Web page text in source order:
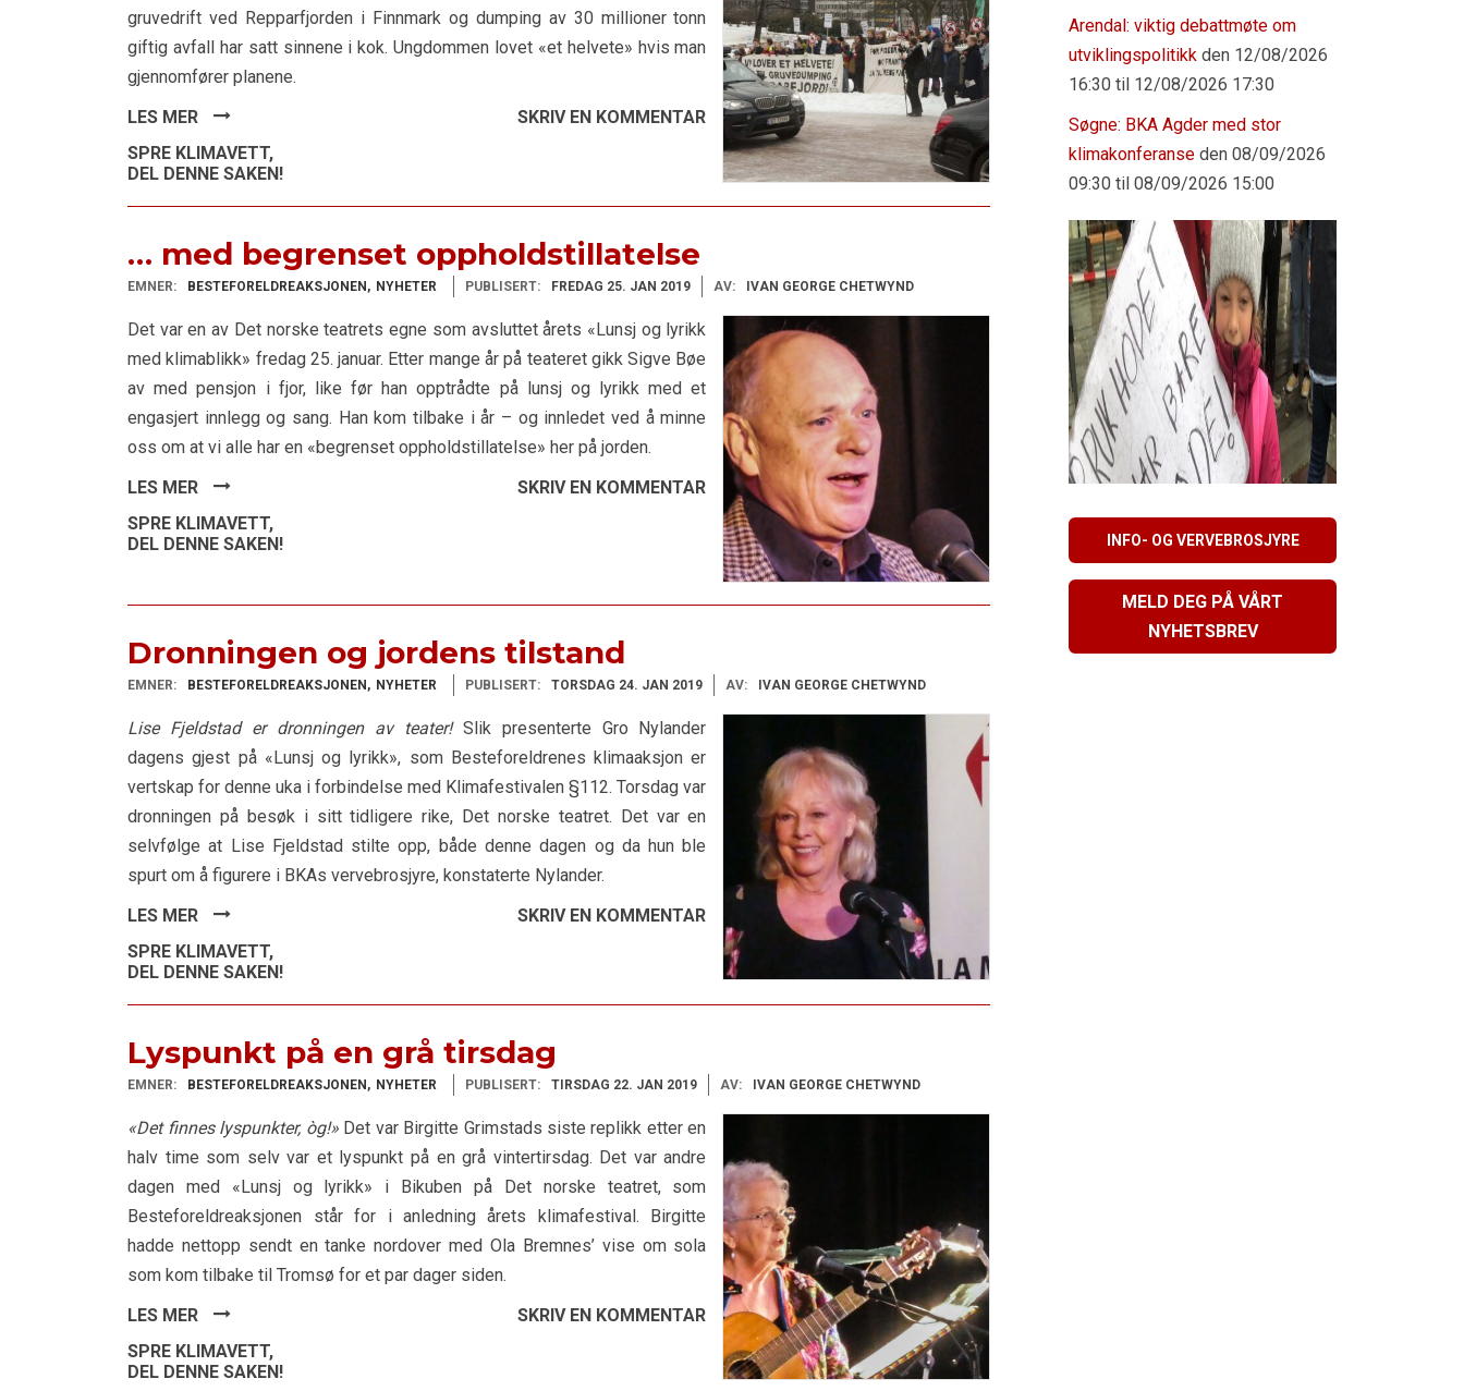
gruvedrift ved Repparfjorden i Finnmark og dumping av 30 millioner tonn
giftig avfall har satt sinnene i kok. Ungdommen lovet «et helvete» hvis man
gjennomfører planene.
LES MER
SKRIV EN KOMMENTAR
SPRE KLIMAVETT,
DEL DENNE SAKEN!
… med begrenset oppholdstillatelse
EMNER: BESTEFORELDREAKSJONEN NYHETER PUBLISERT: FREDAG 25. JAN 2019 AV: IVAN GEORGE CHETWYND
Det var en av Det norske teatrets egne som avsluttet årets «Lunsj og lyrikk
med klimablikk» fredag 25. januar. Etter mange år på teateret gikk Sigve Bøe
av med pensjon i fjor, like før han opptrådte på lunsj og lyrikk med et
engasjert innlegg og sang. Han kom tilbake i år – og innledet ved å minne
oss om at vi alle har en «begrenset oppholdstillatelse» her på jorden.
LES MER
SKRIV EN KOMMENTAR
SPRE KLIMAVETT,
DEL DENNE SAKEN!
Dronningen og jordens tilstand
EMNER: BESTEFORELDREAKSJONEN NYHETER PUBLISERT: TORSDAG 24. JAN 2019 AV: IVAN GEORGE CHETWYND
Lise Fjeldstad er dronningen av teater! Slik presenterte Gro Nylander
dagens gjest på «Lunsj og lyrikk», som Besteforeldrenes klimaaksjon er
vertskap for denne uka i forbindelse med Klimafestivalen §112. Torsdag var
dronningen på besøk i sitt tidligere rike, Det norske teatret. Det var en
selvfølge at Lise Fjeldstad stilte opp, både denne dagen og da hun ble
spurt om å figurere i BKAs vervebrosjyre, konstaterte Nylander.
LES MER
SKRIV EN KOMMENTAR
SPRE KLIMAVETT,
DEL DENNE SAKEN!
Lyspunkt på en grå tirsdag
EMNER: BESTEFORELDREAKSJONEN NYHETER PUBLISERT: TIRSDAG 22. JAN 2019 AV: IVAN GEORGE CHETWYND
«Det finnes lyspunkter, òg!»Det var Birgitte Grimstads siste replikk etter en
halv time som selv var et lyspunkt på en grå vintertirsdag. Det var andre
dagen med «Lunsj og lyrikk» i Bikuben på Det norske teatret, som
Besteforeldreaksjonen står for i anledning årets klimafestival. Birgitte
hadde nettopp sendt en tanke nordover med Ola Bremnes’ vise om sola
som kom tilbake til Tromsø for et par dager siden.
LES MER
SKRIV EN KOMMENTAR
SPRE KLIMAVETT,
DEL DENNE SAKEN!
Arendal: viktig debattmøte om
utviklingspolitikk den 12/08/2026
16:30 til 12/08/2026 17:30
Søgne: BKA Agder med stor
klimakonferanse den 08/09/2026
09:30 til 08/09/2026 15:00
INFO- OG VERVEBROSJYRE
MELD DEG PÅ VÅRT
NYHETSBREV